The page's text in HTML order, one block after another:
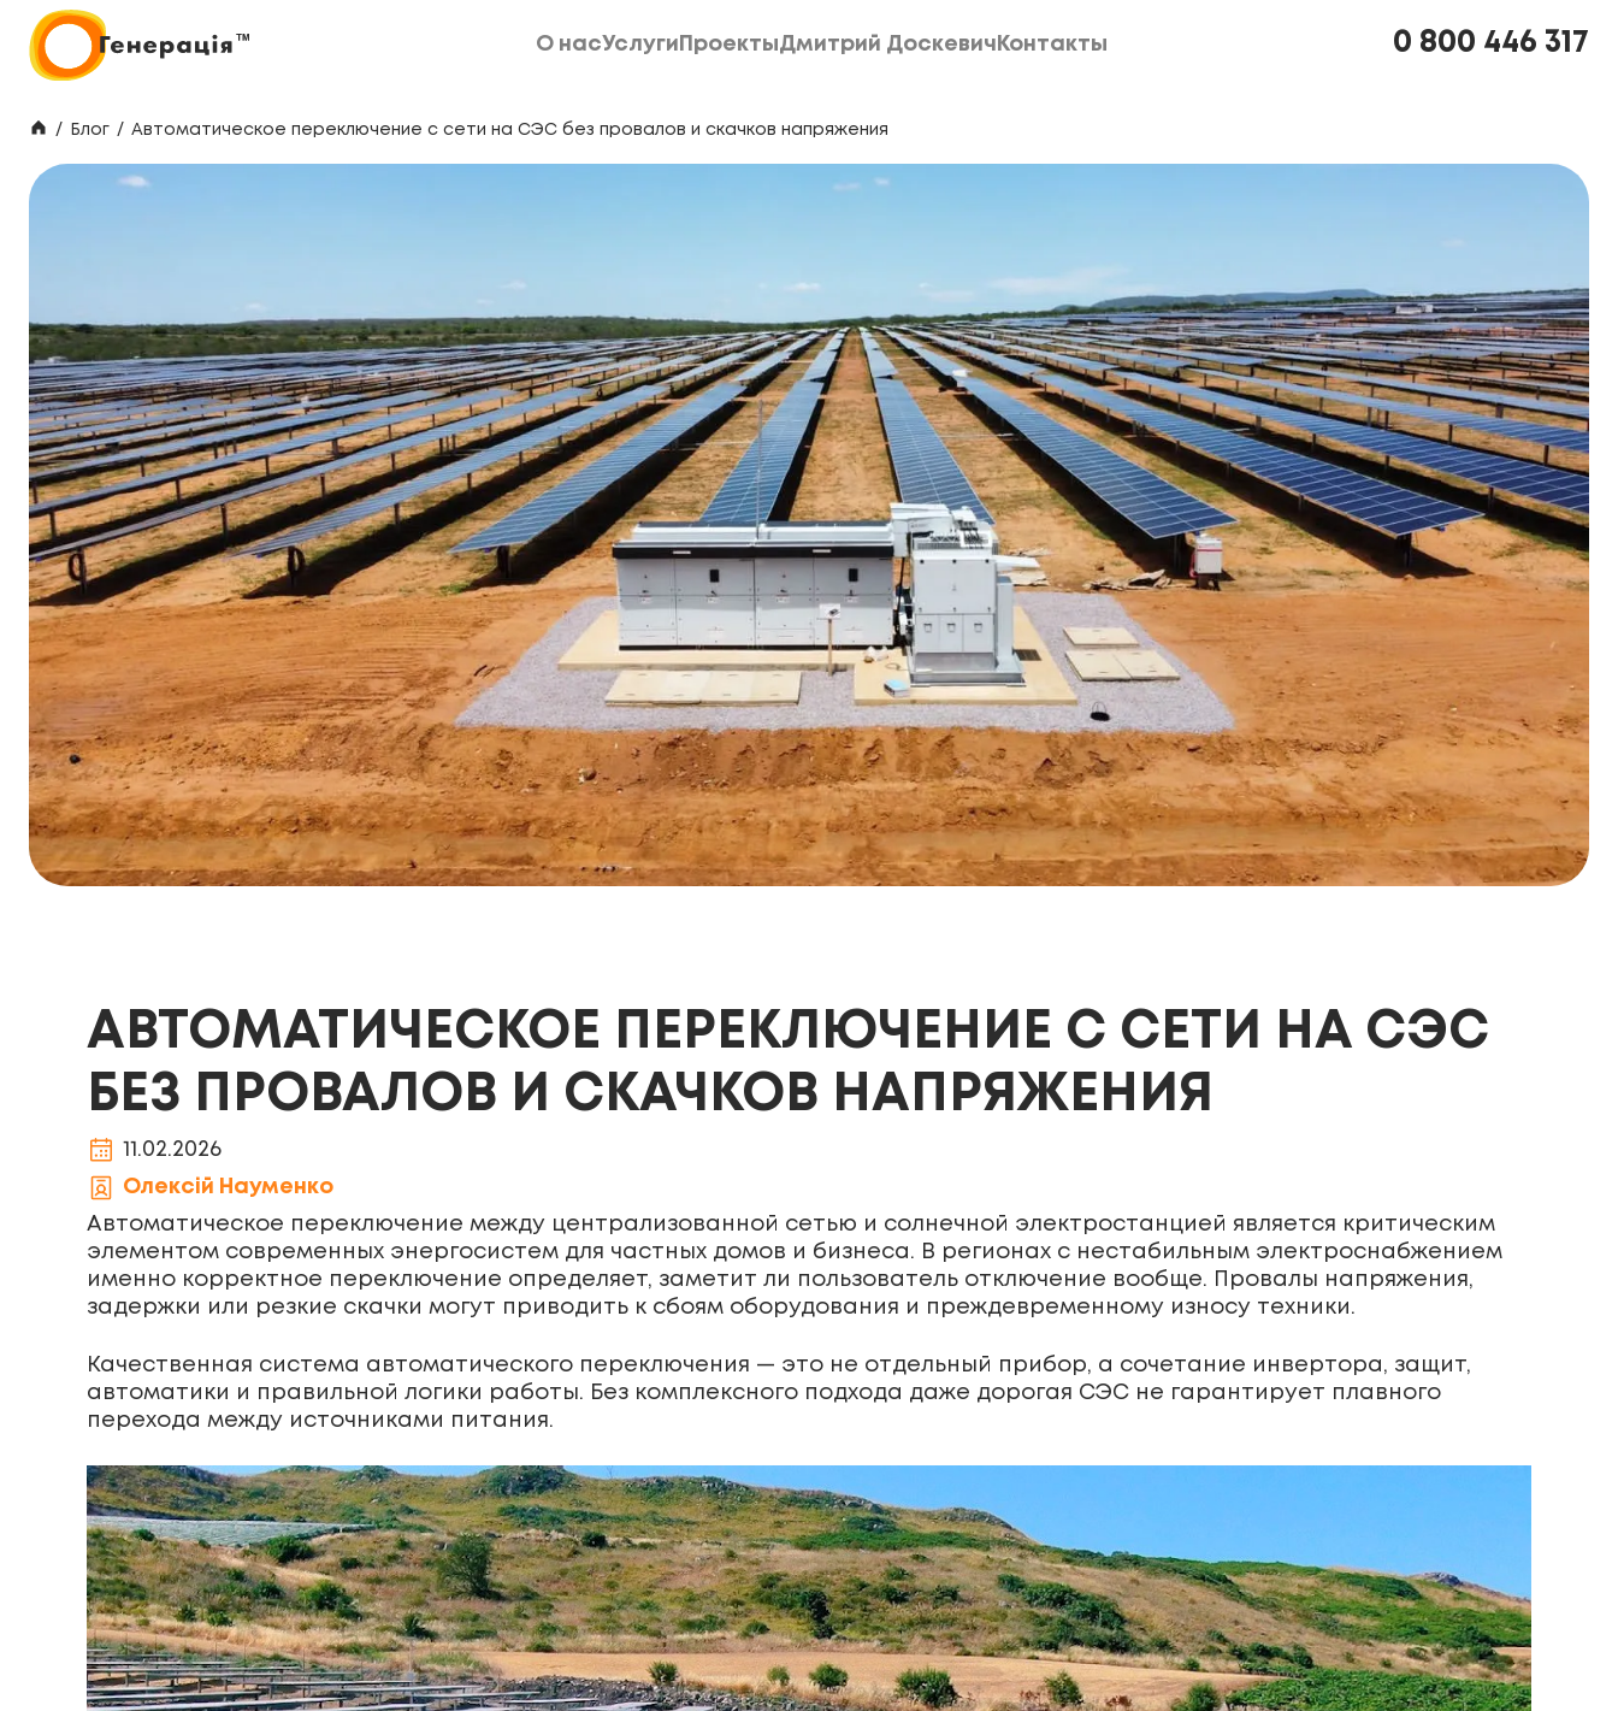
О насУслуги ПроектыДмитрий Доскевич Контакты
0 800 446 317
/ Блог / Автоматическое переключение с сети на СЭС без провалов и скачков напряжения
АВТОМАТИЧЕСКОЕ ПЕРЕКЛЮЧЕНИЕ С СЕТИ НА СЭС
БЕЗ ПРОВАЛОВ И СКАЧКОВ НАПРЯЖЕНИЯ
11.02.2026
Олексій Науменко
Автоматическое переключение между централизованной сетью и солнечной электростанцией является критическим
элементом современных энергосистем для частных домов и бизнеса. В регионах с нестабильным электроснабжением
именно корректное переключение определяет, заметит ли пользователь отключение вообще. Провалы напряжения,
задержки или резкие скачки могут приводить к сбоям оборудования и преждевременному износу техники.
Качественная система автоматического переключения — это не отдельный прибор, а сочетание инвертора, защит,
автоматики и правильной логики работы. Без комплексного подхода даже дорогая СЭС не гарантирует плавного
перехода между источниками питания.